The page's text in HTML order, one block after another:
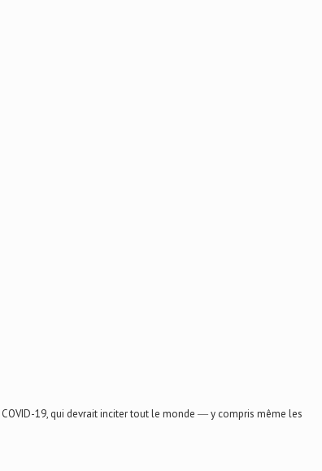
COVID-19, qui devrait inciter tout le monde ― y compris même les